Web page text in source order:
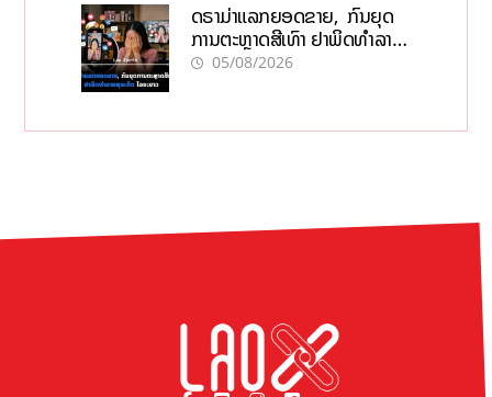
ດຣາມ່າແລກຍອດຂາຍ, ກົນຍຸດ
ການຕະຫຼາດສີເທົາ ຢາພິດທຳລາຍ
ທຸລະກິດ ໄລຍະຍາວ
05/08/2026